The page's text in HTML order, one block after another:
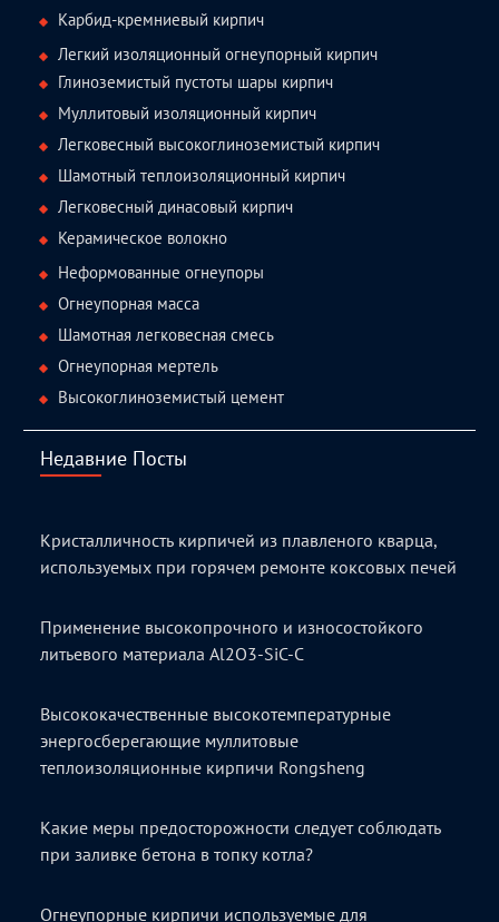
Карбид-кремниевый кирпич
Легкий изоляционный огнеупорный кирпич
Глиноземистый пустоты шары кирпич
Муллитовый изоляционный кирпич
Легковесный высокоглиноземистый кирпич
Шамотный теплоизоляционный кирпич
Легковесный динасовый кирпич
Керамическое волокно
Неформованные огнеупоры
Огнеупорная масса
Шамотная легковесная смесь
Огнеупорная мертель
Высокоглиноземистый цемент
Недавние Посты
Кристалличность кирпичей из плавленого кварца,
используемых при горячем ремонте коксовых печей
Применение высокопрочного и износостойкого
литьевого материала Al2O3-SiC-C
Высококачественные высокотемпературные
энергосберегающие муллитовые
теплоизоляционные кирпичи Rongsheng
Какие меры предосторожности следует соблюдать
при заливке бетона в топку котла?
Огнеупорные кирпичи используемые для